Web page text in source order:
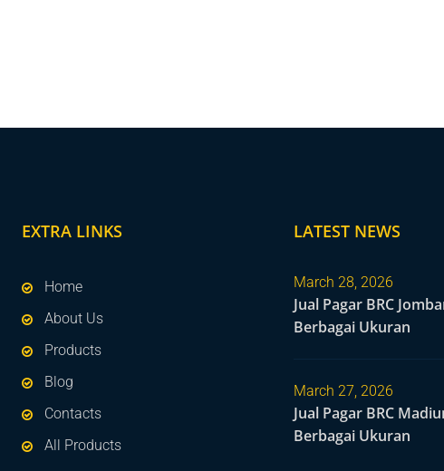
EXTRA LINKS
Home
About Us
Products
Blog
Contacts
All Products
LATEST NEWS
March 28, 2026
Jual Pagar BRC
Berbagai Ukuran
March 27, 2026
Jual Pagar BRC
Berbagai Ukuran